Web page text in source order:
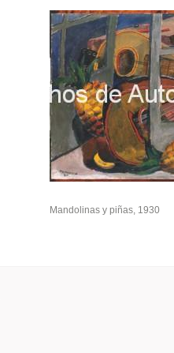
Mandolinas y piñas, 1930